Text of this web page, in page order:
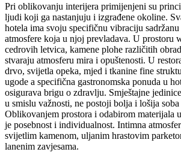
Pri oblikovanju interijera primijenjeni su
ljudi koji ga nastanjuju i izgrađene okoline.
hotela ima svoju specifičnu vibraciju
atmosfere koja u njoj prevladava. U prostoru
cedrovih letvica, kamene plohe različitih
stvaraju atmosferu mira i opuštenosti. U
drvo, svijetla opeka, mjed i tkanine fine
ugode a specifična gastronomska ponuda u
osigurava brigu o zdravlju. Smještajne
u smislu važnosti, ne postoji bolja i lošija
Oblikovanjem prostora i odabirom materijala
je posebnost i individualnost. Intimna
svijetlim kamenom, uljanim hrastovim
lanenim zavjesama.